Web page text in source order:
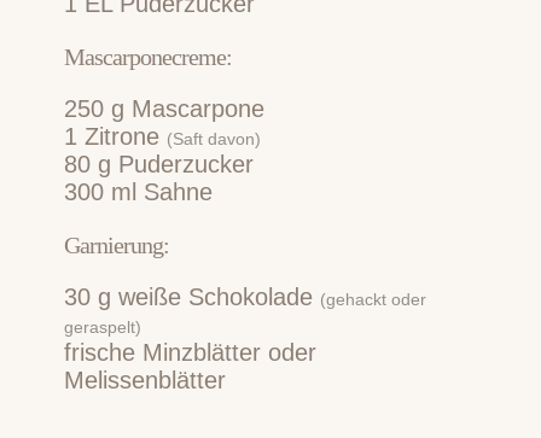
Mascarponecreme:
250 g Mascarpone
1 Zitrone (Saft davon)
80 g Puderzucker
300 ml Sahne
Garnierung:
30 g weiße Schokolade (gehackt oder
geraspelt)
frische Minzblätter oder
Melissenblätter